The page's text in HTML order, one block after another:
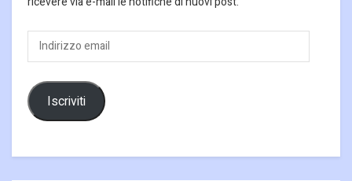
Indirizzo
email
Iscriviti